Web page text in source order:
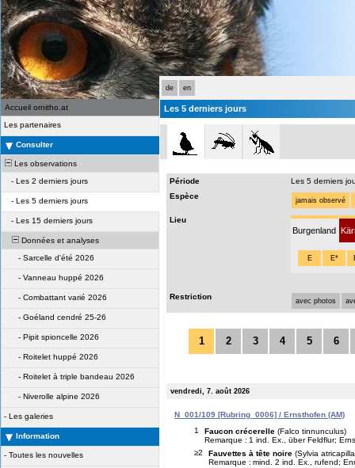
de en
Accueil ornitho.at
Les partenaires
Consulter
Les observations
- Les 2 derniers jours
- Les 5 derniers jours
- Les 15 derniers jours
Données et analyses
- Sarcelle d'été 2026
- Vanneau huppé 2026
- Combattant varié 2026
- Goéland cendré 25-26
- Pipit spioncelle 2026
- Roitelet huppé 2026
- Roitelet à triple bandeau 2026
- Niverolle alpine 2026
- Les galeries
Information
- Toutes les nouvelles
Les 5 derniers jours
Période
Les 5 derniers
Espèce
jamais observé
Lieu
Burgenland
E E*
Restriction avec photos
1 2 3 4 5 6
vendredi, 7. août 2026
N_001/109 [Rubring_0006] / Ernsthofen (AM)
1
Faucon crécerelle (Falco tinnunculus)
Remarque : 1 ind. Ex., über Feldflur;
≥2
Fauvettes à tête noire (Sylvia
Remarque : mind. 2 ind. Ex., rufend;